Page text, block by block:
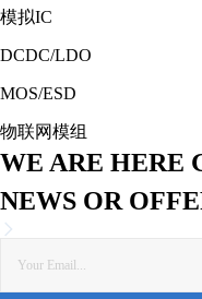
模拟IC
DCDC/LDO
MOS/ESD
物联网模组
WE ARE HERE
NEWS OR